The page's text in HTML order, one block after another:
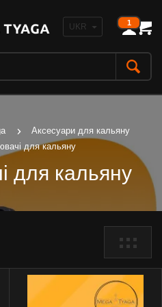
1
Аксесуари для кальяну
для кальяну
для кальяну